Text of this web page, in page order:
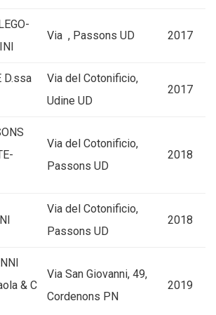
Via , Passons UD 2017
D.ssa
Via del Cotonificio,
Udine UD
2017
Via del Cotonificio,
Passons UD
2018
Via del Cotonificio,
Passons UD
2018
& C
Via San Giovanni, 49,
Cordenons PN
2019